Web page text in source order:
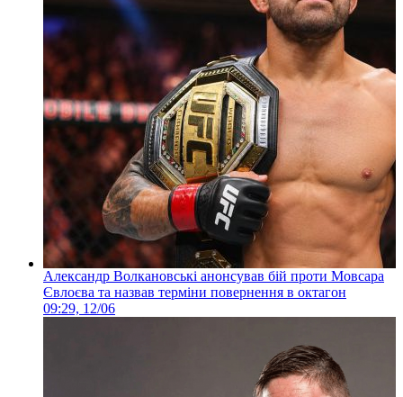
Александр Волкановські анонсував бій проти Мовсара
Євлоєва та назвав терміни повернення в октагон
09:29, 12/06